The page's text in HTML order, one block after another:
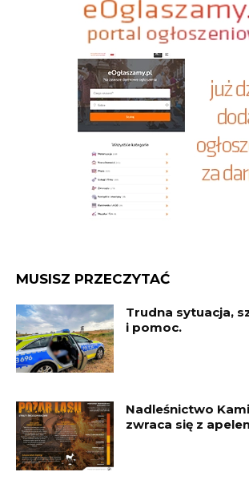
MUSISZ PRZECZYTAĆ
Trudna sytuacja,
i pomoc.
Nadleśnictwo
zwraca się z